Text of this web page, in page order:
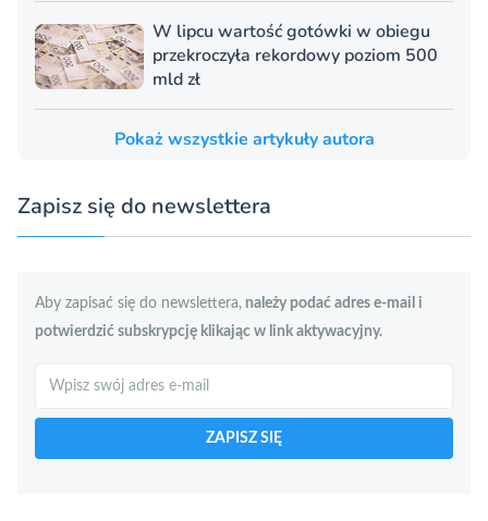
W lipcu wartość gotówki w obiegu
przekroczyła rekordowy poziom 500
mld zł
Pokaż wszystkie artykuły autora
Zapisz się do newslettera
Aby zapisać się do newslettera, należy podać adres e-mail i
potwierdzić subskrypcję klikając w link aktywacyjny.
ZAPISZ SIĘ